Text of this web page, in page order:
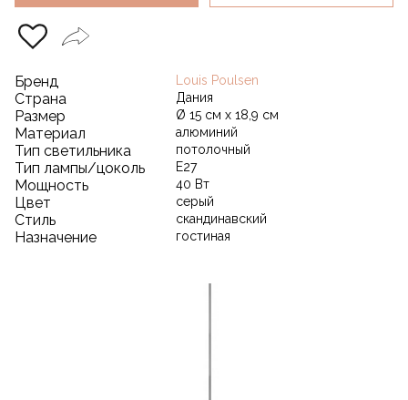
Бренд Louis Poulsen
Страна Дания
Размер Ø 15 см x 18,9 см
Материал алюминий
Тип светильника потолочный
Тип лампы/цоколь E27
Мощность 40 Вт
Цвет серый
Стиль скандинавский
Назначение гостиная